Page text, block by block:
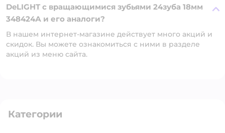
DeLIGHT c вращающимися зубьями 24зуба 18мм
348424А и его аналоги?
В нашем интернет-магазине действует много акций и
скидок. Вы можете ознакомиться с ними в разделе
акций из меню сайта.
Категории